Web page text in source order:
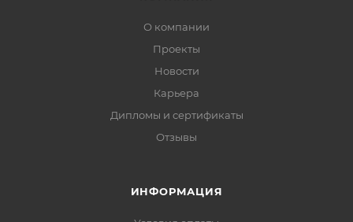
О компании
Проекты
Новости
Карьера
Дипломы и сертификаты
Отзывы
ИНФОРМАЦИЯ